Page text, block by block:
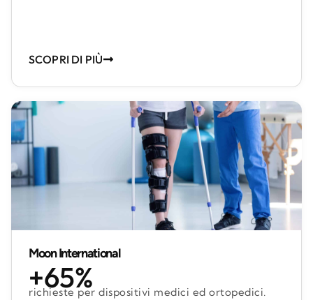
SCOPRI DI PIÙ
Moon International
+65%
richieste per dispositivi medici ed ortopedici.